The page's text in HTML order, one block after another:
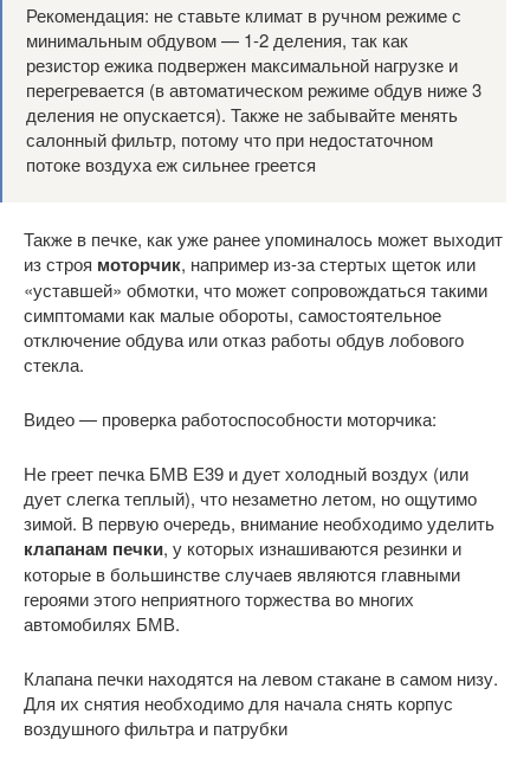
Рекомендация: не ставьте климат в ручном режиме с
минимальным обдувом — 1-2 деления, так как
резистор ежика подвержен максимальной нагрузке и
перегревается (в автоматическом режиме обдув ниже 3
деления не опускается). Также не забывайте менять
салонный фильтр, потому что при недостаточном
потоке воздуха еж сильнее греется
Также в печке, как уже ранее упоминалось может выходит
из строя моторчик, например из-за стертых щеток или
«уставшей» обмотки, что может сопровождаться такими
симптомами как малые обороты, самостоятельное
отключение обдува или отказ работы обдув лобового
стекла.
Видео — проверка работоспособности моторчика:
Не греет печка БМВ Е39 и дует холодный воздух (или
дует слегка теплый), что незаметно летом, но ощутимо
зимой. В первую очередь, внимание необходимо уделить
клапанам печки, у которых изнашиваются резинки и
которые в большинстве случаев являются главными
героями этого неприятного торжества во многих
автомобилях БМВ.
Клапана печки находятся на левом стакане в самом низу.
Для их снятия необходимо для начала снять корпус
воздушного фильтра и патрубки